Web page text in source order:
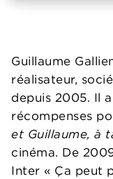
Guillaume
réalisateur,
depuis 2005. Il
récompenses
et Guillaume, à
cinéma. De
Inter « Ça peut